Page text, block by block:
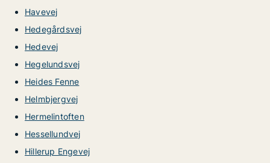
Havevej
Hedegårdsvej
Hedevej
Hegelundsvej
Heides Fenne
Helmbjergvej
Hermelintoften
Hessellundvej
Hillerup Engevej